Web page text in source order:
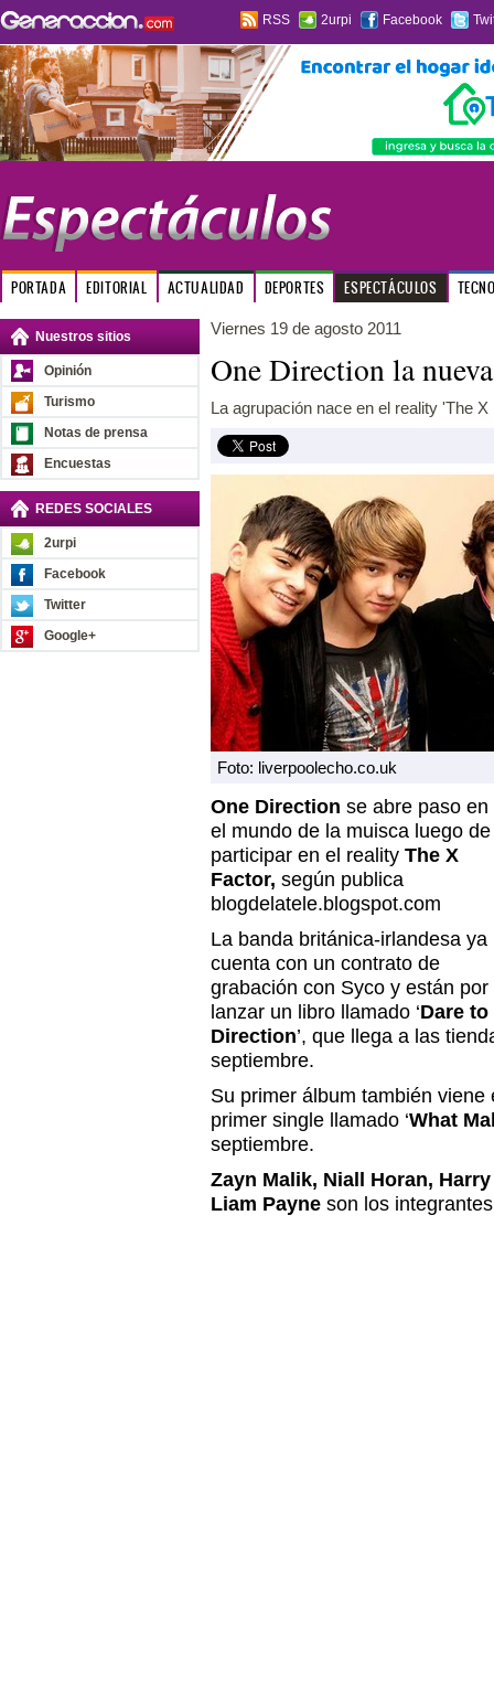
RSS 2urpi Facebook
PORTADA EDITORIAL ACTUALIDAD DEPORTES ESPECTÁCULOS
Nuestros sitios
Opinión
Turismo
Notas de prensa
Encuestas
REDES SOCIALES
2urpi
Facebook
Twitter
Google+
Viernes 19 de agosto 2011
One Direction la
La agrupación nace en el reality 'The X
Foto: liverpoolecho.co.uk
One Direction se abre paso en
el mundo de la muisca luego de
participar en el reality The X
Factor, según publica
blogdelatele.blogspot.com
La banda británica-irlandesa ya
cuenta con un contrato de
grabación con Syco y están por
lanzar un libro llamado ‘Dare
Direction’, que llega a las
septiembre.
Su primer álbum también
primer single llamado ‘What
septiembre.
Zayn Malik, Niall Horan,
Liam Payne son los